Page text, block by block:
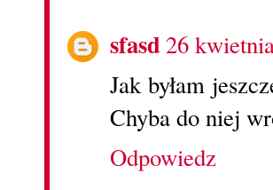
sfasd26
Jak byłam
Chyba do niej
Odpowiedz